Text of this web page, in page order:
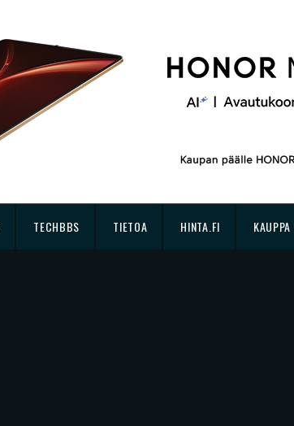
TECHBBS TIETOA HINTA.FI KAUPPA